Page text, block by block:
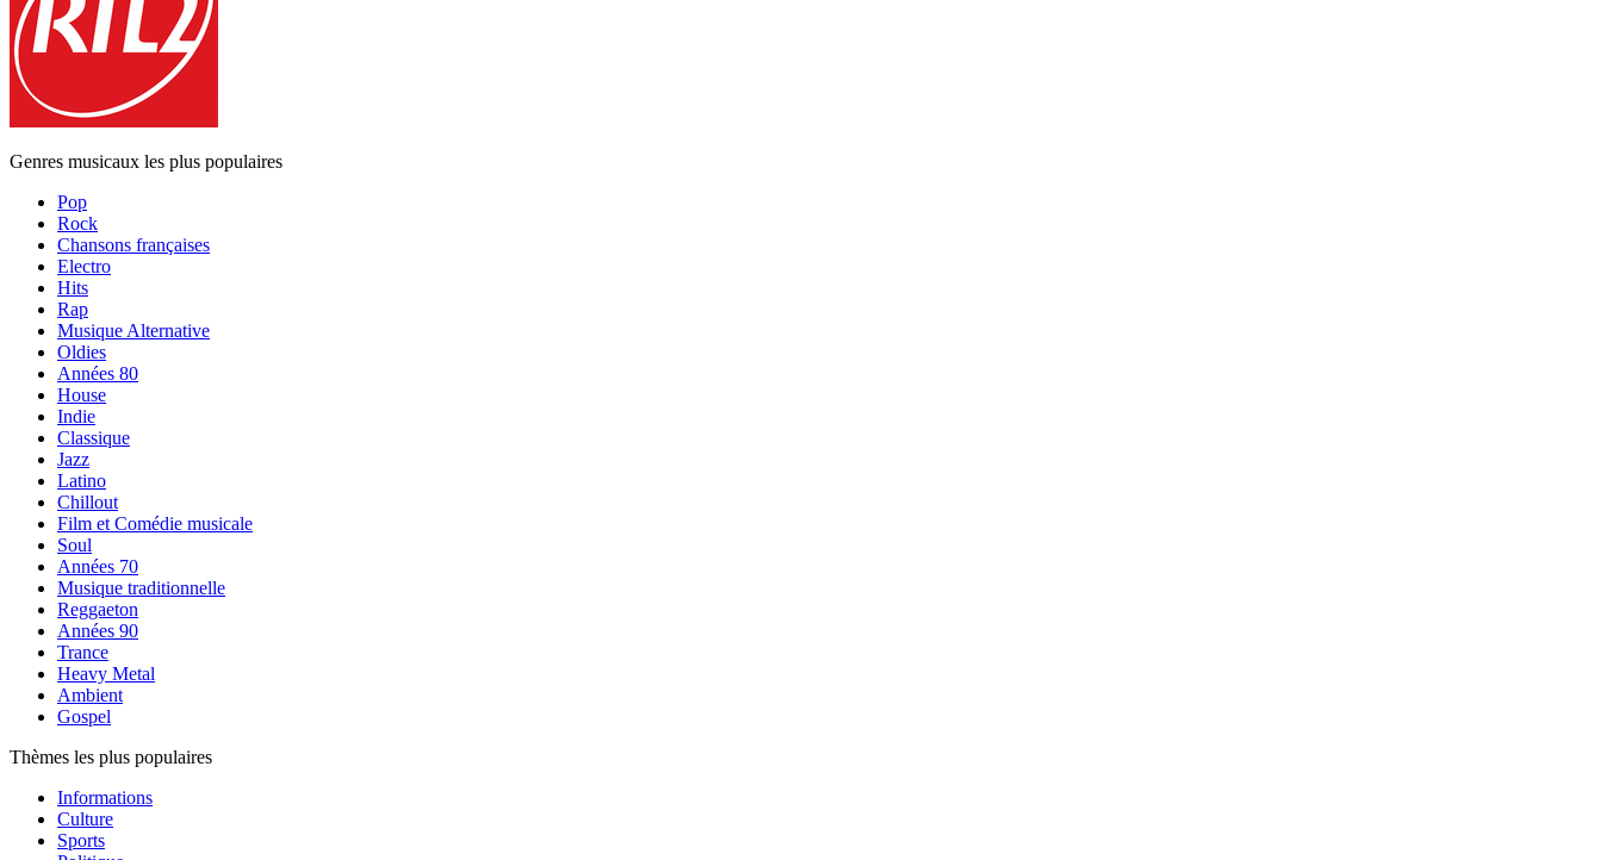
Genres musicaux les plus populaires
Pop
Rock
Chansons françaises
Electro
Hits
Rap
Musique Alternative
Oldies
Années 80
House
Indie
Classique
Jazz
Latino
Chillout
Film et Comédie musicale
Soul
Années 70
Musique traditionnelle
Reggaeton
Années 90
Trance
Heavy Metal
Ambient
Gospel
Thèmes les plus populaires
Informations
Culture
Sports